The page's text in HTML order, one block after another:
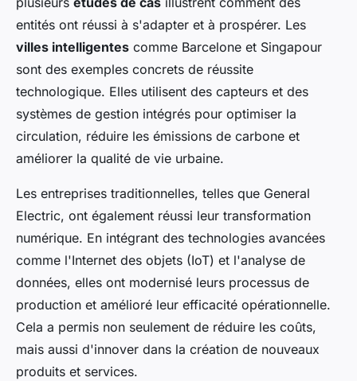
entités ont réussi à s'adapter et à prospérer. Les
villes intelligentes comme Barcelone et Singapour
sont des exemples concrets de réussite
technologique. Elles utilisent des capteurs et des
systèmes de gestion intégrés pour optimiser la
circulation, réduire les émissions de carbone et
améliorer la qualité de vie urbaine.
Les entreprises traditionnelles, telles que General
Electric, ont également réussi leur transformation
numérique. En intégrant des technologies avancées
comme l'Internet des objets (IoT) et l'analyse de
données, elles ont modernisé leurs processus de
production et amélioré leur efficacité opérationnelle.
Cela a permis non seulement de réduire les coûts,
mais aussi d'innover dans la création de nouveaux
produits et services.